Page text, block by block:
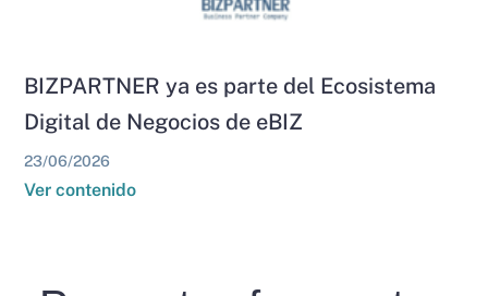
BIZPARTNER ya es parte del Ecosistema
Digital de Negocios de eBIZ
23/06/2026
Ver contenido